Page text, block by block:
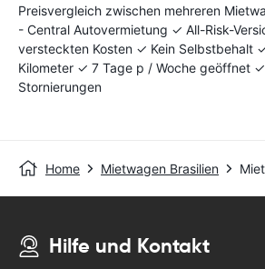
Preisvergleich zwischen mehreren
- Central Autovermietung ✓ All-Risk-
versteckten Kosten ✓ Kein Selbstbehalt
Kilometer ✓ 7 Tage p / Woche geöffnet
Stornierungen
Home Mietwagen Brasilien
Hilfe und Kontakt